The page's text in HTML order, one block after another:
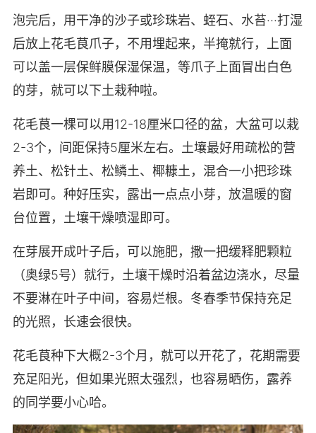
泡完后，用干净的沙子或珍珠岩、蛭石、水苔···打湿
后放上花毛茛爪子，不用埋起来，半掩就行，上面
可以盖一层保鲜膜保湿保温，等爪子上面冒出白色
的芽，就可以下土栽种啦。
花毛茛一棵可以用12-18厘米口径的盆，大盆可以栽
2-3个，间距保持5厘米左右。土壤最好用疏松的营
养土、松针土、松鳞土、椰糠土，混合一小把珍珠
岩即可。种好压实，露出一点点小芽，放温暖的窗
台位置，土壤干燥喷湿即可。
在芽展开成叶子后，可以施肥，撒一把缓释肥颗粒
（奥绿5号）就行，土壤干燥时沿着盆边浇水，尽量
不要淋在叶子中间，容易烂根。冬春季节保持充足
的光照，长速会很快。
花毛茛种下大概2-3个月，就可以开花了，花期需要
充足阳光，但如果光照太强烈，也容易晒伤，露养
的同学要小心哈。